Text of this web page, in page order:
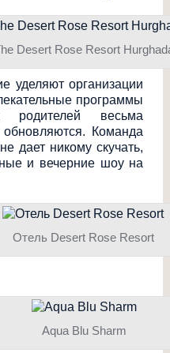
Desert Rose Resort
уделяют организации
программы
весьма
обновляются. Команда
дает никому скучать,
и вечерние шоу на
Отель Desert Rose Resort
Aqua Blu Sharm